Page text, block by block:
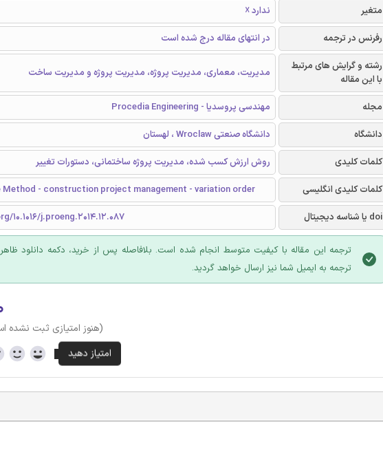
متغیر
ندارد ☓
رفرنس در ترجمه
در انتهای مقاله درج شده است
رشته و گرایش های مرتبط
با این مقاله
مدیریت، معماری، مدیریت پروژه، مدیریت پروژه و مدیریت ساخت
مجله
مهندسی پروسدیا - Procedia Engineering
دانشگاه
دانشگاه صنعتی Wroclaw ، لهستان
کلمات کلیدی
روش ارزش کسب شده، مدیریت پروژه ساختمانی، دستورات تغییر
کلمات کلیدی انگلیسی
Method - construction project management - variation order
doi یا شناسه دیجیتال
10.1016/j.proeng.2014.12.087
ترجمه این مقاله با کیفیت متوسط انجام شده است. بلافاصله پس از خرید، دکمه دانلود
ترجمه به ایمیل شما نیز ارسال خواهد گردید.
(هنوز امتیازی ثبت نشده